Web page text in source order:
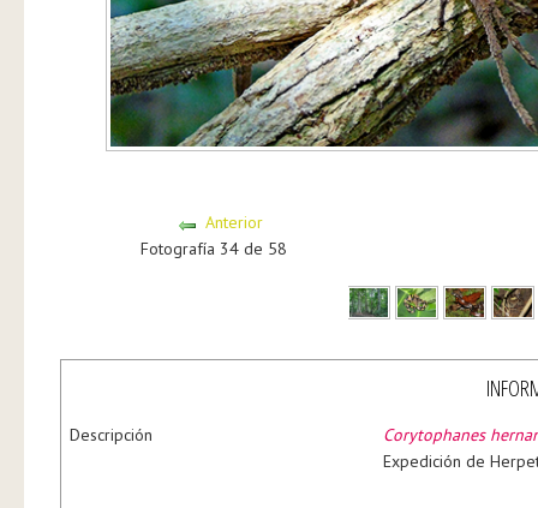
Anterior
Fotografía 34 de 58
Descripción
Corytophanes
Expedición de